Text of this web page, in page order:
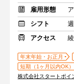
雇用形態
シフト
アクセス
年末年始・お正月
短期（1ヶ月以内OK）
株式会社スタートポイ